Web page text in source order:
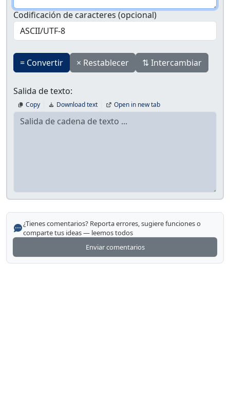
Codificación de caracteres (opcional)
= Convertir × Restablecer ⇅ Intercambiar
Salida de texto:
Copy Download text Open in new tab
¿Tienes comentarios? Reporta errores, sugiere funciones o
comparte tus ideas — leemos todos
Enviar comentarios